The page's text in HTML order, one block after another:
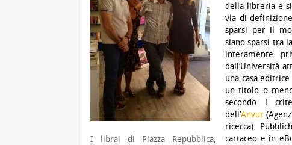
I librai di Piazza Repubblica,
della libreria e
via di
sparsi per il
siano sparsi tra
interamente
dall’Università
una casa editrice
un titolo o
secondo i
dell’Anvur
ricerca).
cartaceo e in